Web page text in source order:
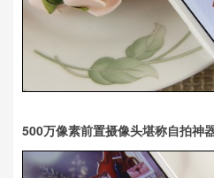
500万像素前置摄像头堪称自拍神